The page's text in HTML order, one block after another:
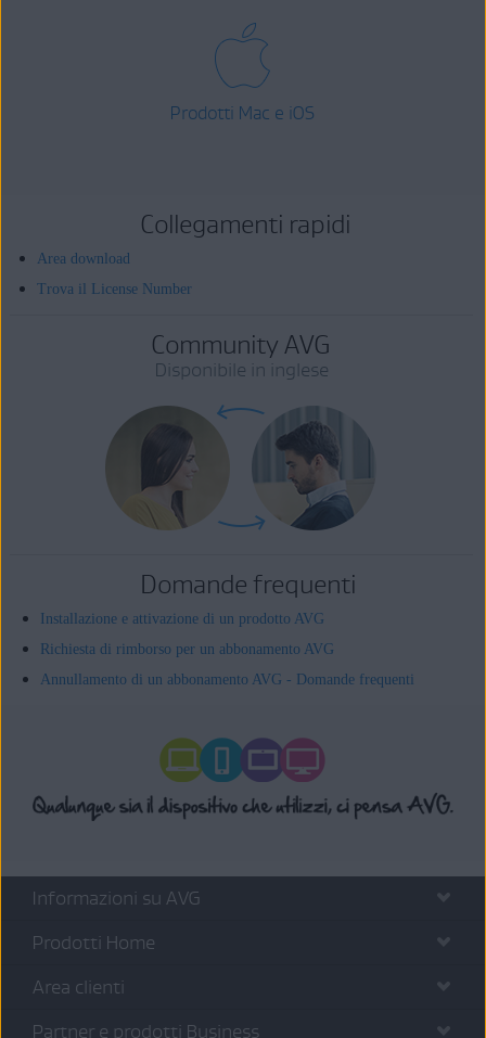
Prodotti Mac e iOS
Collegamenti rapidi
Area download
Trova il License Number
Community AVG
Disponibile in inglese
Domande frequenti
Installazione e attivazione di un prodotto AVG
Richiesta di rimborso per un abbonamento AVG
Annullamento di un abbonamento AVG - Domande frequenti
Informazioni su AVG
Prodotti Home
Area clienti
Partner e prodotti Business